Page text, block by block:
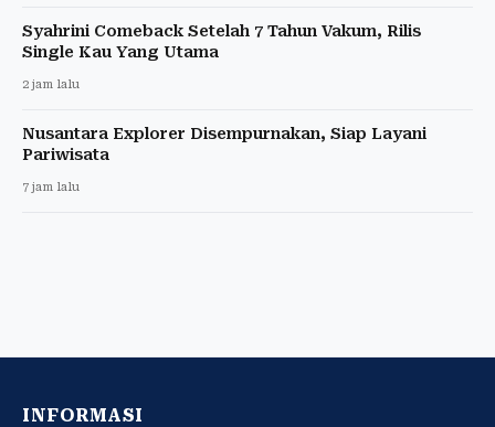
Syahrini Comeback Setelah 7 Tahun Vakum, Rilis
Single Kau Yang Utama
2 jam lalu
Nusantara Explorer Disempurnakan, Siap Layani
Pariwisata
7 jam lalu
INFORMASI